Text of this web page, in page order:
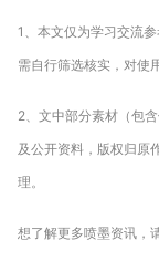
1、本文仅为学习交流
需自行筛选核实，对使
2、文中部分素材（包
及公开资料，版权归原
理。
想了解更多喷墨资讯，